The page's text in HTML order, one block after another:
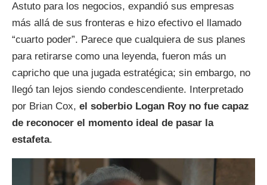
Astuto para los negocios, expandió sus empresas
más allá de sus fronteras e hizo efectivo el llamado
“cuarto poder”. Parece que cualquiera de sus planes
para retirarse como una leyenda, fueron más un
capricho que una jugada estratégica; sin embargo, no
llegó tan lejos siendo condescendiente. Interpretado
por Brian Cox, el soberbio Logan Roy no fue capaz
de reconocer el momento ideal de pasar la
estafeta.